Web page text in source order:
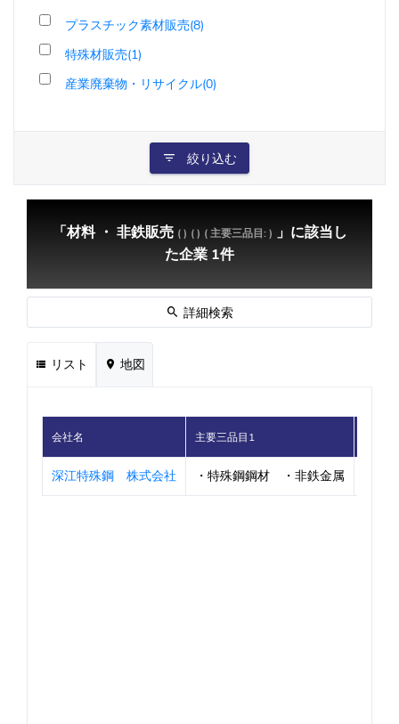
プラスチック素材販売(8)
特殊材販売(1)
産業廃棄物・リサイクル(0)
絞り込む
「材料 ・ 非鉄販売 ( ) ( ) ( 主要三品目: ) 」に該当し
た企業 1件
詳細検索
リスト 地図
会社名 主要三品目1
深江特殊鋼 株式会社 ・特殊鋼鋼材 ・非鉄金属